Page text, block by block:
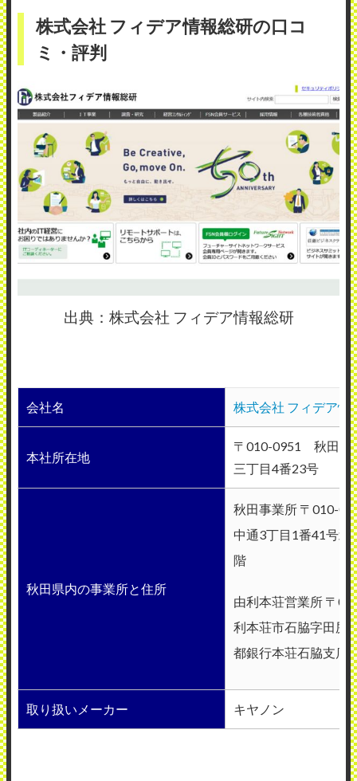
株式会社 フィデア情報総研の口コ
ミ・評判
出典：株式会社 フィデア情報総研
会社名 株式会社 フィデア情
本社所在地
〒010-0951 秋田県
三丁目4番23号
秋田県内の事業所と住所
秋田事業所 〒010-
中通3丁目1番41号北
階
由利本荘営業所 〒
利本荘市石脇字田尻
都銀行本荘石脇支店
取り扱いメーカー キヤノン